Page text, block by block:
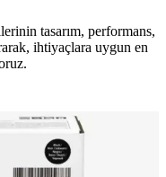
tasarım, performans,
ihtiyaçlara uygun en